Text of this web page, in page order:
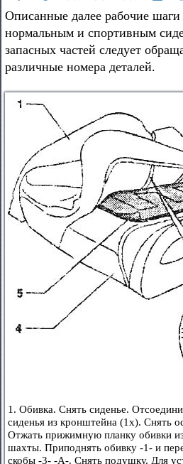
Описанные далее рабочие шаги
нормальным и спортивным
запасных частей следует
различные номера деталей.
1. Обивка. Снять сиденье.
сиденья из кронштейна (1х). Снять
Отжать прижимную планку обивки
шахты. Приподнять обивку -1- и
скобы -3- -А-. Снять подушку. Для